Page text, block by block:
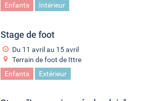
Enfants
Intérieur
Stage de foot
Du 11 avril au 15 avril
Terrain de foot de Ittre
Enfants
Extérieur